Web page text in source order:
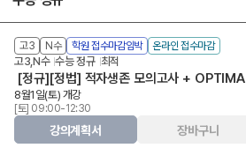
고3 N수 학원 접수마감임박 온라인 접수마감
고3,N수 수능 정규 최적
[정규][정법] 적자생존 모의고사 + OPTIMA
8월1일(토) 개강
[토] 09:00-12:30
강의계획서 장바구니